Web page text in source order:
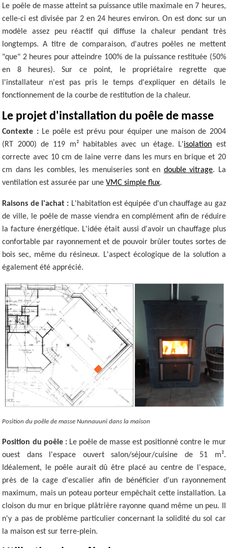
Le poêle de masse atteint sa puissance utile maximale en 7 heures,
celle-ci est divisée par 2 en 24 heures environ. On est donc sur un
modèle assez peu réactif qui diffuse la chaleur pendant très
longtemps. A titre de comparaison, d'autres poêles ne mettent
"que" 2 heures pour atteindre 100% de la puissance restituée (50%
en 8 heures). Sur ce point, le propriétaire regrette que
l'installateur n'est pas pris le temps d'expliquer en détails le
fonctionnement de la courbe de restitution de la chaleur.
Le projet d'installation du poêle de masse
Contexte :Le poêle est prévu pour équiper une maison de 2004
(RT 2000) de 119 m² habitables avec un étage. L'isolation est
correcte avec 10 cm de laine verre dans les murs en brique et 20
cm dans les combles, les menuiseries sont en double vitrage. La
ventilation est assurée par uneVMC simple flux.
Raisons de l'achat : L'habitation est équipée d'un chauffage au gaz
de ville, le poêle de masse viendra en complément afin de réduire
la facture énergétique. L'idée était aussi d'avoir un chauffage plus
confortable par rayonnement et de pouvoir brûler toutes sortes de
bois sec, même du résineux. L'aspect écologique de la solution a
également été apprécié.
Position du poêle de masse Nunnauuni dans la maison
Position du poêle :Le poêle de masse est positionné contre le mur
ouest dans l'espace ouvert salon/séjour/cuisine de 51 m².
Idéalement, le poêle aurait dû être placé au centre de l'espace,
près de la cage d'escalier afin de bénéficier d'un rayonnement
maximum, mais un poteau porteur empêchait cette installation. La
cloison du mur en brique plâtrière rayonne quand même un peu. Il
n'y a pas de problème particulier concernant la solidité du sol car
la maison est sur terre-plein.